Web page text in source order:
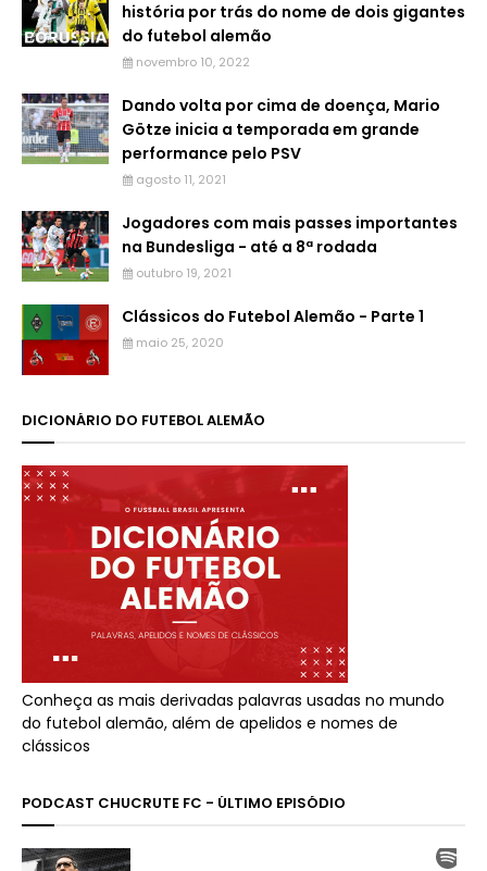
história por trás do nome de dois gigantes
do futebol alemão
novembro 10, 2022
Dando volta por cima de doença, Mario
Götze inicia a temporada em grande
performance pelo PSV
agosto 11, 2021
Jogadores com mais passes importantes
na Bundesliga - até a 8ª rodada
outubro 19, 2021
Clássicos do Futebol Alemão - Parte 1
maio 25, 2020
DICIONÁRIO DO FUTEBOL ALEMÃO
Conheça as mais derivadas palavras usadas no mundo
do futebol alemão, além de apelidos e nomes de
clássicos
PODCAST CHUCRUTE FC - ÚLTIMO EPISÓDIO